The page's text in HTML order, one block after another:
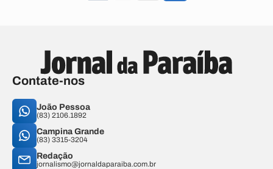
Contate-nos
João Pessoa
(83) 2106.1892
Campina Grande
(83) 3315-3204
Redação
jornalismo@jornaldaparaiba.com.br